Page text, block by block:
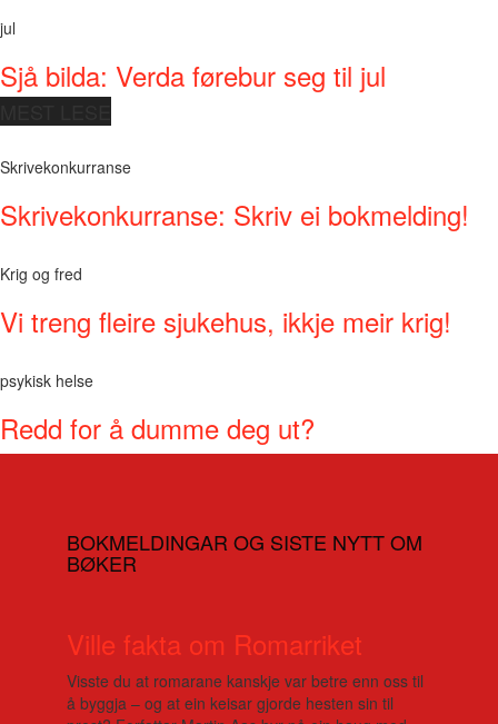
jul
Sjå bilda: Verda førebur seg til jul
Skrivekonkurranse
Skrivekonkurranse: Skriv ei bokmelding!
Krig og fred
Vi treng fleire sjukehus, ikkje meir krig!
psykisk helse
Redd for å dumme deg ut?
BOKMELDINGAR OG SISTE NYTT OM
BØKER
Ville fakta om Romarriket
Visste du at romarane kanskje var betre enn oss til
å byggja – og at ein keisar gjorde hesten sin til